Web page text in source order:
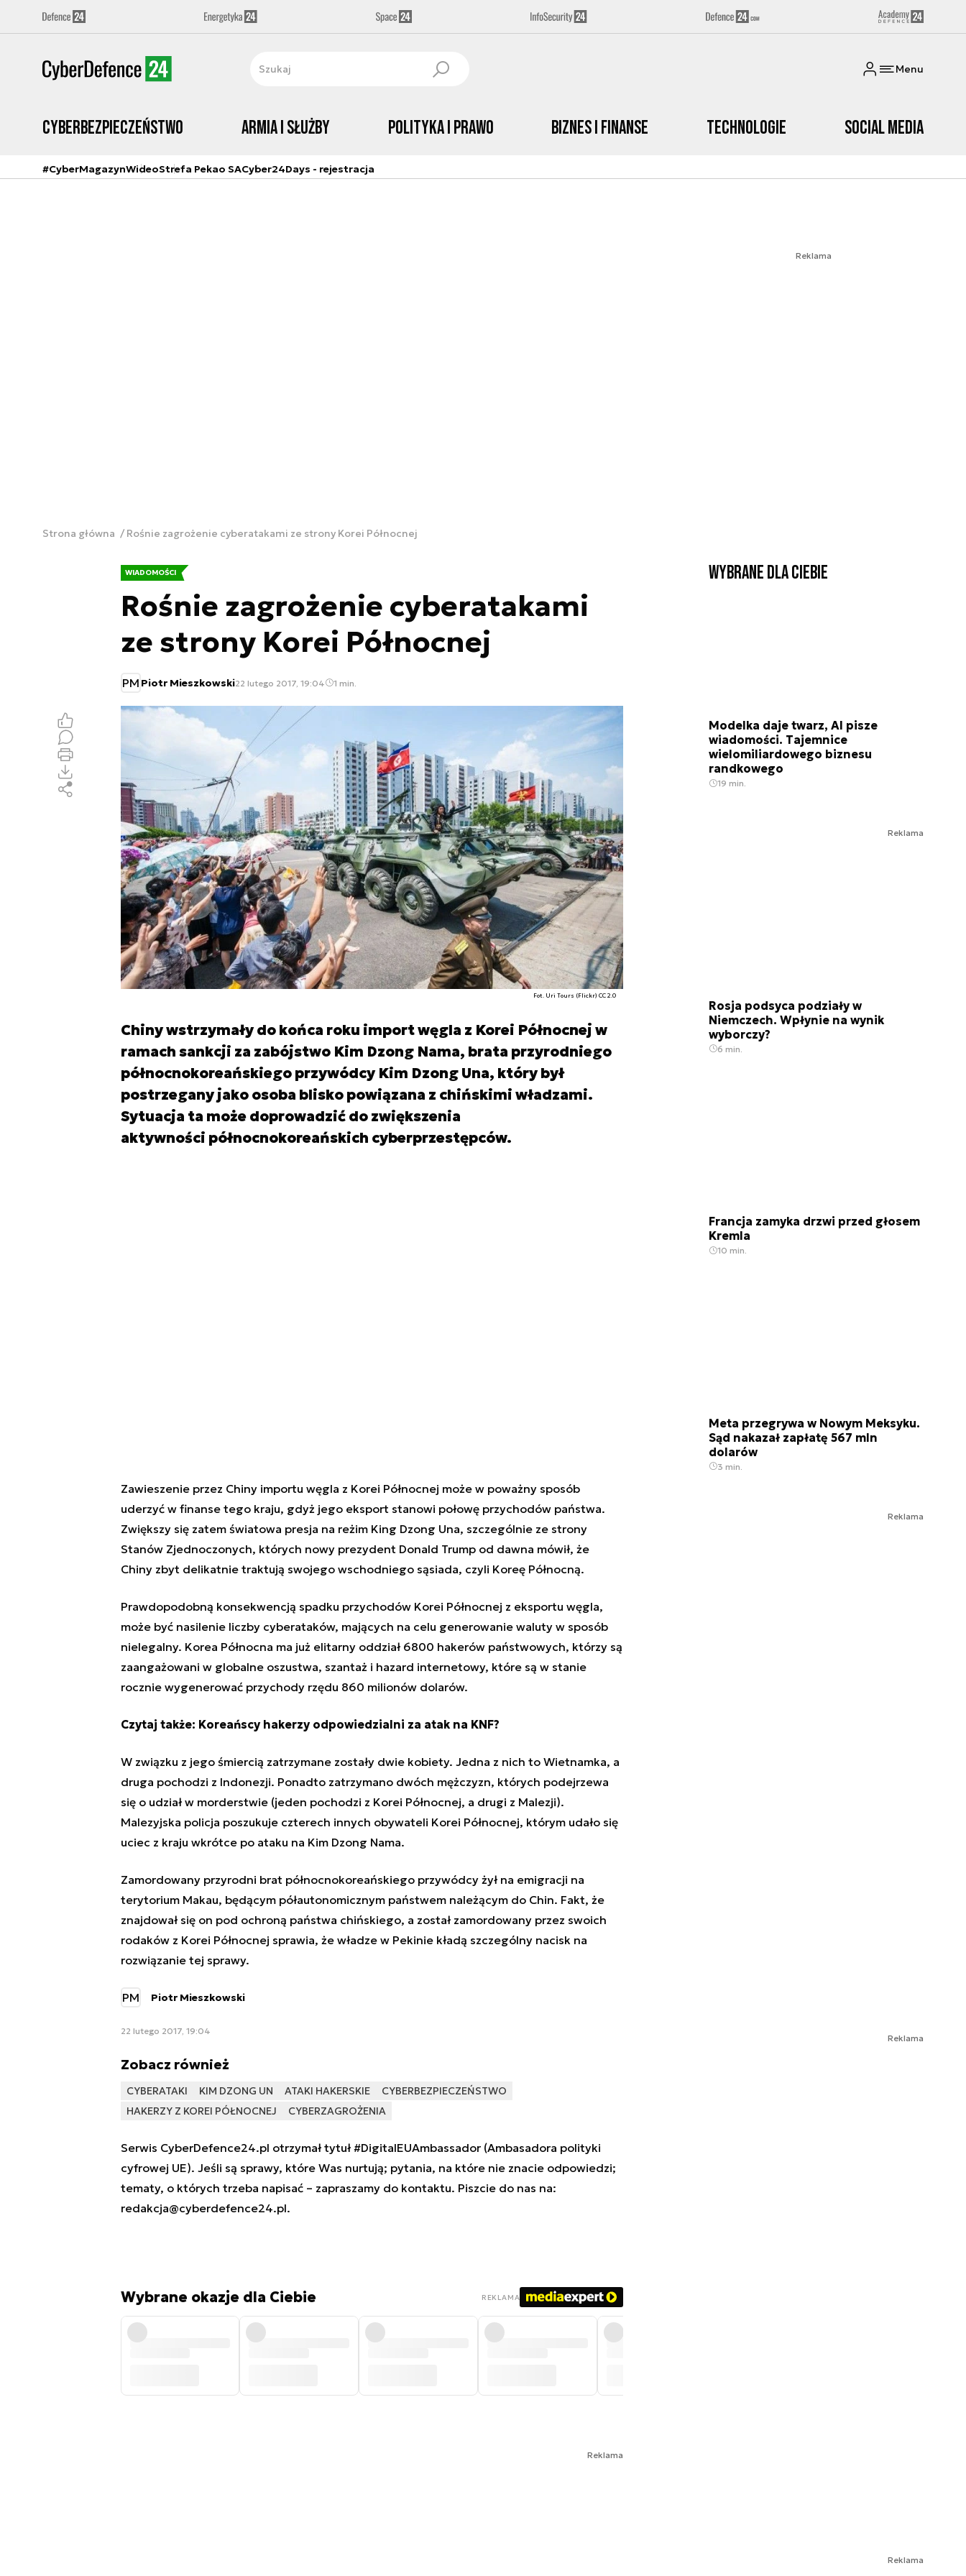
Menu
Cyberbezpieczeństwo Armia i Służby Polityka i prawo Biznes i Finanse Technologie Social media
#CyberMagazynWideoStrefa Pekao SACyber24Days - rejestracja
Reklama
Strona główna Rośnie zagrożenie cyberatakami ze strony Korei Północnej
WIADOMOŚCI
Rośnie zagrożenie cyberatakami
ze strony Korei Północnej
PM Piotr Mieszkowski22 lutego 2017, 19:04 1 min.
Fot. Uri Tours (Flickr) CC 2.0
Chiny wstrzymały do końca roku import węgla z Korei Północnej w
ramach sankcji za zabójstwo Kim Dzong Nama, brata przyrodniego
północnokoreańskiego przywódcy Kim Dzong Una, który był
postrzegany jako osoba blisko powiązana z chińskimi władzami.
Sytuacja ta może doprowadzić do zwiększenia
aktywności północnokoreańskich cyberprzestępców.
Zawieszenie przez Chiny importu węgla z Korei Północnej może w poważny sposób
uderzyć w finanse tego kraju, gdyż jego eksport stanowi połowę przychodów państwa.
Zwiększy się zatem światowa presja na reżim King Dzong Una, szczególnie ze strony
Stanów Zjednoczonych, których nowy prezydent Donald Trump od dawna mówił, że
Chiny zbyt delikatnie traktują swojego wschodniego sąsiada, czyli Koreę Północną.
Prawdopodobną konsekwencją spadku przychodów Korei Północnej z eksportu węgla,
może być nasilenie liczby cyberataków, mających na celu generowanie waluty w sposób
nielegalny. Korea Północna ma już elitarny oddział 6800 hakerów państwowych, którzy są
zaangażowani w globalne oszustwa, szantaż i hazard internetowy, które są w stanie
rocznie wygenerować przychody rzędu 860 milionów dolarów.
Czytaj także: Koreańscy hakerzy odpowiedzialni za atak na KNF?
W związku z jego śmiercią zatrzymane zostały dwie kobiety. Jedna z nich to Wietnamka, a
druga pochodzi z Indonezji. Ponadto zatrzymano dwóch mężczyzn, których podejrzewa
się o udział w morderstwie (jeden pochodzi z Korei Północnej, a drugi z Malezji).
Malezyjska policja poszukuje czterech innych obywateli Korei Północnej, którym udało się
uciec z kraju wkrótce po ataku na Kim Dzong Nama.
Zamordowany przyrodni brat północnokoreańskiego przywódcy żył na emigracji na
terytorium Makau, będącym półautonomicznym państwem należącym do Chin. Fakt, że
znajdował się on pod ochroną państwa chińskiego, a został zamordowany przez swoich
rodaków z Korei Północnej sprawia, że władze w Pekinie kładą szczególny nacisk na
rozwiązanie tej sprawy.
PM Piotr Mieszkowski
22 lutego 2017, 19:04
Zobacz również
CYBERATAKI KIM DZONG UN ATAKI HAKERSKIE
CYBERBEZPIECZEŃSTWO
HAKERZY Z KOREI PÓŁNOCNEJ
CYBERZAGROŻENIA
Serwis CyberDefence24.pl otrzymał tytuł #DigitalEUAmbassador (Ambasadora polityki
cyfrowej UE). Jeśli są sprawy, które Was nurtują; pytania, na które nie znacie odpowiedzi;
tematy, o których trzeba napisać – zapraszamy do kontaktu. Piszcie do nas na:
redakcja@cyberdefence24.pl.
Wybrane okazje dla Ciebie REKLAMA
Reklama
Wybrane dla Ciebie
Modelka daje twarz, AI pisze
wiadomości. Tajemnice
wielomiliardowego biznesu
randkowego
19 min.
Reklama
Rosja podsyca podziały w
Niemczech. Wpłynie na wynik
wyborczy?
6 min.
Francja zamyka drzwi przed głosem
Kremla
10 min.
Meta przegrywa w Nowym Meksyku.
Sąd nakazał zapłatę 567 mln
dolarów
3 min.
Reklama
Reklama
Reklama